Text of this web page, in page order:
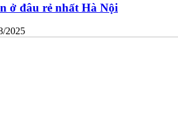
ở đâu rẻ nhất Hà Nội
2025